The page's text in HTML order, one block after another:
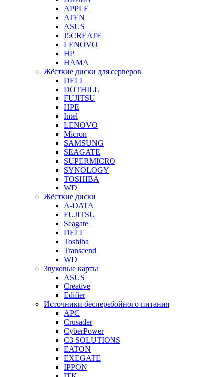
APPLE
ATEN
ASUS
J5CREATE
LENOVO
HP
HAMA
Жёсткие диски для серверов
DELL
DOTHILL
FUJITSU
HPE
Intel
LENOVO
Micron
SAMSUNG
SEAGATE
SUPERMICRO
SYNOLOGY
TOSHIBA
WD
Жёсткие диски
A-DATA
FUJITSU
Seagate
DELL
Toshiba
Transcend
WD
Звуковые карты
ASUS
Creative
Edifier
Источники бесперебойного питания
APC
Crusader
CyberPower
C3 SOLUTIONS
EATON
EXEGATE
IPPON